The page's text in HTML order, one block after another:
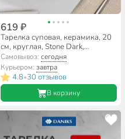
619 ₽
Тарелка суповая, керамика, 20
см, круглая, Stone Dark,
Domenik, DMD043, серая
Самовывоз: сегодня
Курьером: завтра
4.8•30 отзывов
В корзину